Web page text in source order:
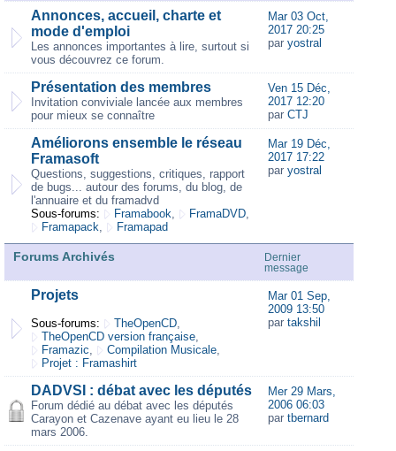
Annonces, accueil, charte et
mode d'emploi
Les annonces importantes à lire, surtout si
vous découvrez ce forum.
Mar 03 Oct,
2017 20:25
par yostral
Présentation des membres
Invitation conviviale lancée aux membres
pour mieux se connaître
Ven 15 Déc,
2017 12:20
par CTJ
Améliorons ensemble le réseau
Framasoft
Questions, suggestions, critiques, rapport
de bugs... autour des forums, du blog, de
l'annuaire et du framadvd
Sous-forums:
Framabook, FramaDVD,
Framapack, Framapad
Mar 19 Déc,
2017 17:22
par yostral
Forums Archivés
Dernier
message
Projets
Sous-forums: TheOpenCD,
TheOpenCD version française,
Framazic, Compilation Musicale,
Projet : Framashirt
Mar 01 Sep,
2009 13:50
par takshil
DADVSI : débat avec les députés
Forum dédié au débat avec les députés
Carayon et Cazenave ayant eu lieu le 28
mars 2006.
Mer 29 Mars,
2006 06:03
par tbernard